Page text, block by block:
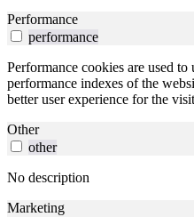
Performance
performance
Performance cookies are used
performance indexes of the
better user experience for the
Other
other
No description
Marketing